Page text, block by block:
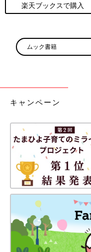
楽天ブックスで購入
ムック書籍
キャンペーン